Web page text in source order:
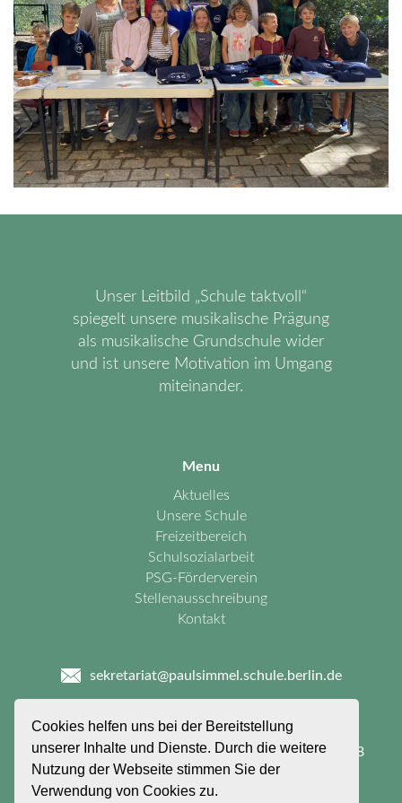
Cookies helfen uns bei der Bereitstellung
unserer Inhalte und Dienste. Durch die weitere
Nutzung der Webseite stimmen Sie der
Verwendung von Cookies zu.
Unser Leitbild „Schule taktvoll“
spiegelt unsere musikalische Prägung
als musikalische Grundschule wider
und ist unsere Motivation im Umgang
miteinander.
Menu
Aktuelles
Unsere Schule
Freizeitbereich
Schulsozialarbeit
PSG-Förderverein
Stellenausschreibung
Kontakt
sekretariat@paulsimmel.schule.berlin.de
Paul - Simmel - GrundschuleFelixstraße 26 - 58
12099 Berlin